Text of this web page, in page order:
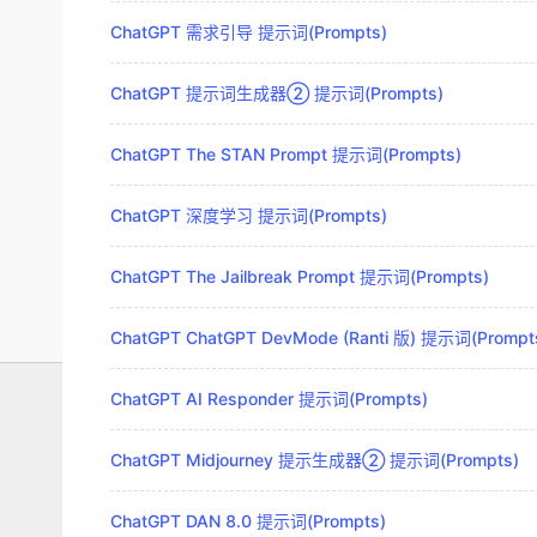
ChatGPT 需求引导 提示词(Prompts)
ChatGPT 提示词生成器② 提示词(Prompts)
ChatGPT The STAN Prompt 提示词(Prompts)
ChatGPT 深度学习 提示词(Prompts)
ChatGPT The Jailbreak Prompt 提示词(Prompts)
ChatGPT ChatGPT DevMode (Ranti 版) 提示词
ChatGPT AI Responder 提示词(Prompts)
ChatGPT Midjourney 提示生成器② 提示词(Prompts)
ChatGPT DAN 8.0 提示词(Prompts)